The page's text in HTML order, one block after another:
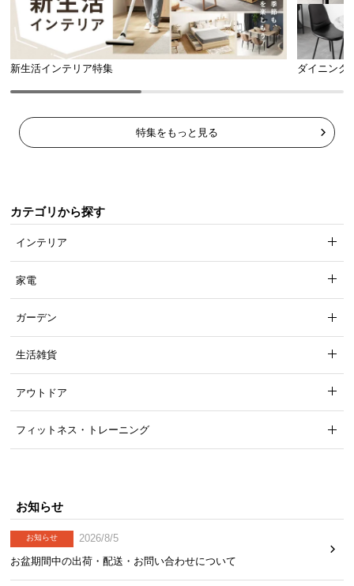
フックの数
細い四本足だけで立っている机と違い、太めの脚
部・接地部分の多い片側ラックがグラつきを抑えま
す。
天板耐荷重 可動棚耐荷重
新生活インテリア特集 ダイニング
特集をもっと見る
カテゴリから探す
インテリア
家電
ガーデン
生活雑貨
アウトドア
フィットネス・トレーニング
お知らせ
お知らせ
2026/8/5
お盆期間中の出荷・配送・お問い合わせについて